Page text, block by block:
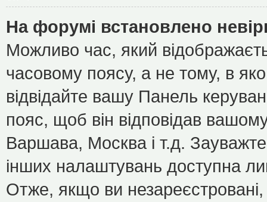
На форумі встановлено
Можливо час, який
часовому поясу, а не тому, в
відвідайте вашу Панель
пояс, щоб він відповідав
Варшава, Москва і т.д.
інших налаштувань доступна
Отже, якщо ви